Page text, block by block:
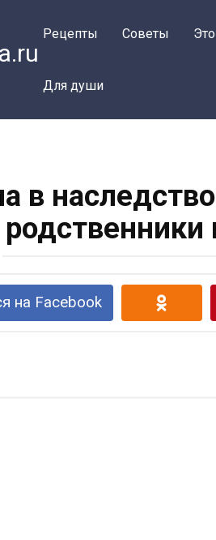
Рецепты Советы
Для души
в
родственники
на Facebook